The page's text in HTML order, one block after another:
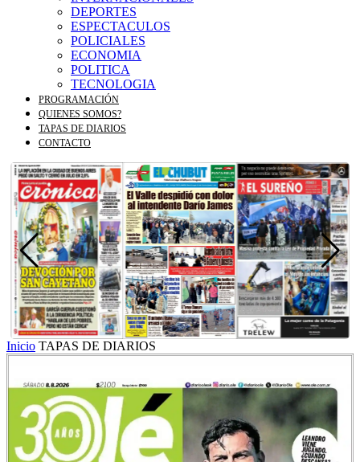
DEPORTES
ESPECTACULOS
POLICIALES
ECONOMIA
POLITICA
TECNOLOGIA
PROGRAMACIÓN
QUIENES SOMOS?
TAPAS DE DIARIOS
CONTACTO
Inicio TAPAS DE DIARIOS